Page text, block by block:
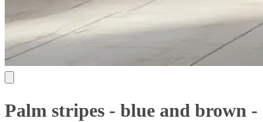
Palm stripes - blue and brown -